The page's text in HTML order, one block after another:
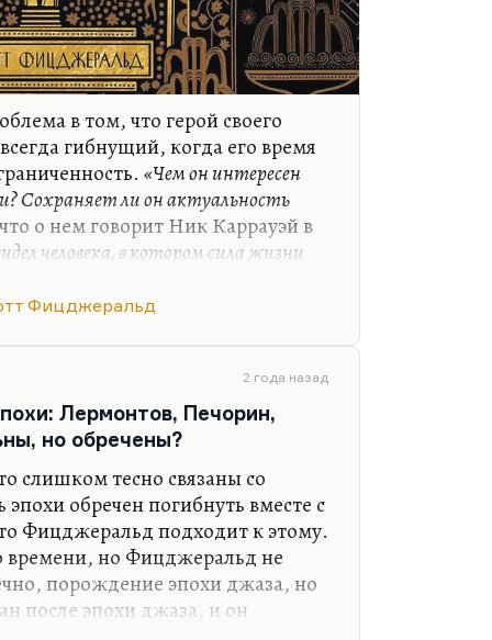
в том, что герой своего
гибнущий, когда его время
«Чем он интересен
Сохраняет ли он актуальность
о нем говорит Ник Каррауэй в
человека, в котором сила жизни
. Гэтсби — это
и в любви, и в кутежах,
по-настоящему
жизнь, и…
Фицджеральд
2 года назад
Лермонтов, Печорин,
но обречены?
слишком тесно связаны со
обречен погибнуть вместе с
Фицджеральд подходит к этому.
времени, но Фицджеральд не
порождение эпохи джаза, но
после эпохи джаза, и он